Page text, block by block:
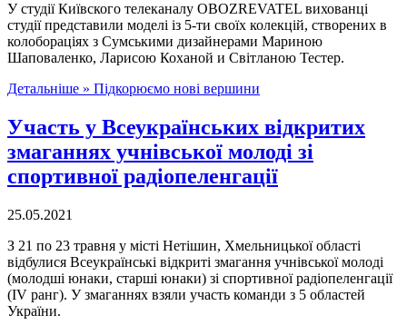
У студії Київского телеканалу OBOZREVATEL вихованці
студії представили моделі із 5-ти своїх колекцій, створених в
колобораціях з Сумськими дизайнерами Мариною
Шаповаленко, Ларисою Коханой и Світланою Тестер.
Детальніше » Підкорюємо нові вершини
Участь у Всеукраїнських відкритих
змаганнях учнівської молоді зі
спортивної радіопеленгації
25.05.2021
З 21 по 23 травня у місті Нетішин, Хмельницької області
відбулися Всеукраїнські відкриті змагання учнівської молоді
(молодші юнаки, старші юнаки) зі спортивної радіопеленгації
(ІV ранг). У змаганнях взяли участь команди з 5 областей
України.